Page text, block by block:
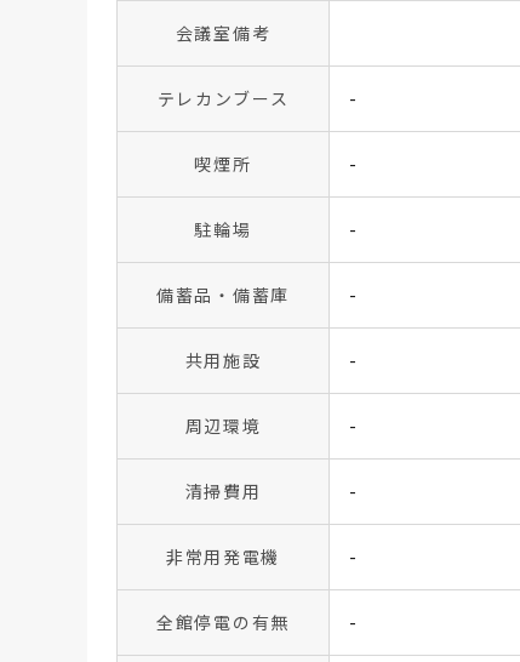
会議室備考
テレカンブース -
喫煙所 -
駐輪場 -
備蓄品・備蓄庫 -
共用施設 -
周辺環境 -
清掃費用 -
非常用発電機 -
全館停電の有無 -